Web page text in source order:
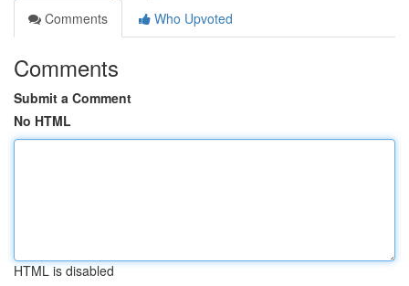
Comments
Who Upvoted
Comments
Submit a Comment
No HTML
HTML is disabled